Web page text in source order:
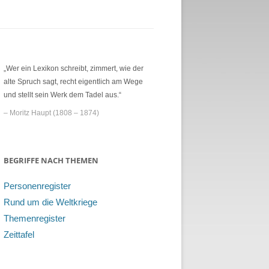
„Wer ein Lexikon schreibt, zimmert, wie der
alte Spruch sagt, recht eigentlich am Wege
und stellt sein Werk dem Tadel aus.“
– Moritz Haupt (1808 – 1874)
BEGRIFFE NACH THEMEN
Personenregister
Rund um die Weltkriege
Themenregister
Zeittafel